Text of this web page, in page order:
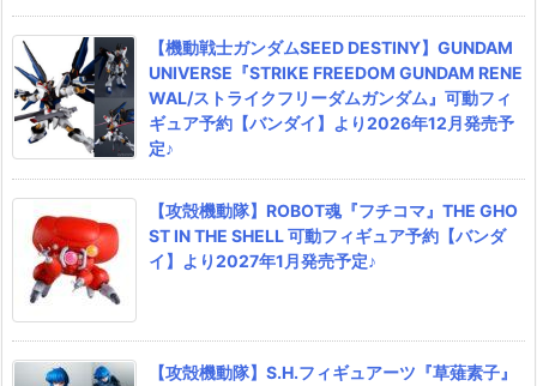
【機動戦士ガンダムSEED DESTINY】GUNDAM
UNIVERSE『STRIKE FREEDOM GUNDAM RENE
WAL/ストライクフリーダムガンダム』可動フィ
ギュア予約【バンダイ】より2026年12月発売予
定♪
【攻殻機動隊】ROBOT魂『フチコマ』THE GHO
ST IN THE SHELL 可動フィギュア予約【バンダ
イ】より2027年1月発売予定♪
【攻殻機動隊】S.H.フィギュアーツ『草薙素子』